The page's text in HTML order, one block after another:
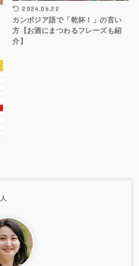
2024.06.22
カンボジア語で「乾杯！」の言い
方【お酒にまつわるフレーズも紹
介】